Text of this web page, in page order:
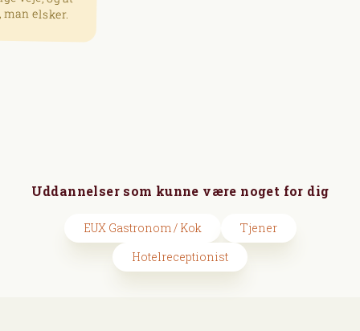
Uddannelser som kunne være noget for dig
EUX Gastronom / Kok
Tjener
Hotelreceptionist